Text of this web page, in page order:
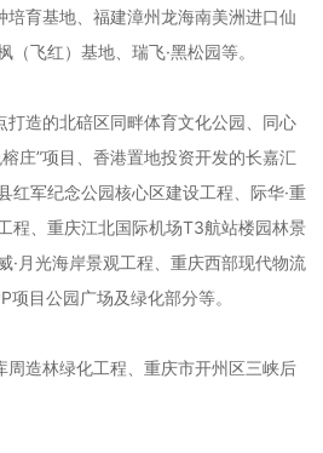
育基地、福建漳州龙海南美洲进口仙
（飞红）基地、瑞飞·黑松园等。
造的北碚区同畔体育文化公园、同心
庄”项目、香港置地投资开发的长嘉汇
红军纪念公园核心区建设工程、际华·重
程、重庆江北国际机场T3航站楼园林景
·月光海岸景观工程、重庆西部现代物流
目公园广场及绿化部分等。
造林绿化工程、重庆市开州区三峡后